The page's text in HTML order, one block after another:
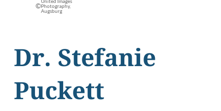
©Photography,
Augsburg
Dr. Stefanie
Puckett